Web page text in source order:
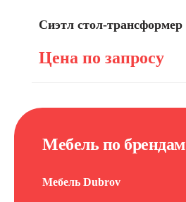
Сиэтл стол-трансформер
Цена по запросу
Мебель по брендам
Мебель Dubrov